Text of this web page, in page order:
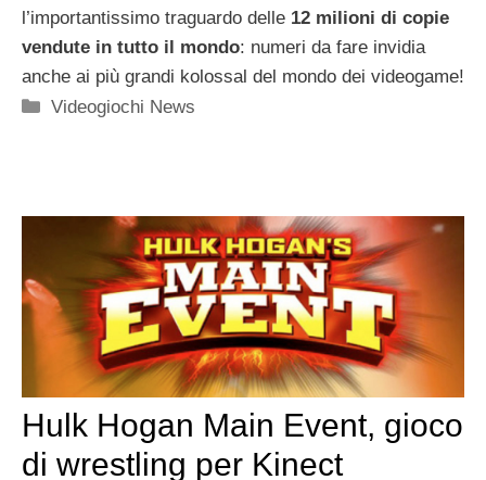
l’importantissimo traguardo delle 12 milioni di copie
vendute in tutto il mondo: numeri da fare invidia
anche ai più grandi kolossal del mondo dei videogame!
Categorie
Videogiochi News
Hulk Hogan Main Event, gioco
di wrestling per Kinect